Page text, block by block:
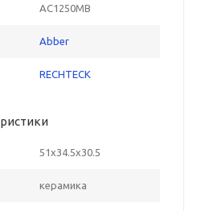
AC1250MB
Abber
RECHTECK
51x34.5x30.5
керамика